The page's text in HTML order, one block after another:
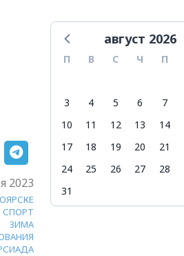
2023
СПОРТ
ЗИМА
август 2026
П В С Ч П
3
4 5 6 7
10
11 12 13 14
17
18 19 20 21
24
25 26 27 28
31